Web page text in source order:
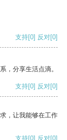
支持[0] 反对[0]
，分享生活点滴。
支持[0] 反对[0]
，让我能够在工作
支持[0] 反对[0]